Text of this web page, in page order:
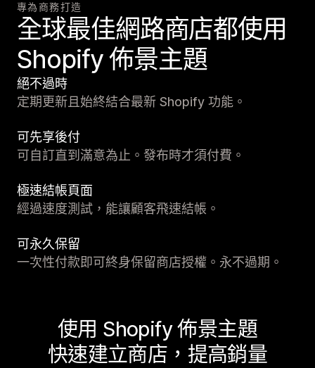
專為商務打造
全球最佳網路商店都使用
Shopify 佈景主題
絕不過時
定期更新且始終結合最新 Shopify 功能。
可先享後付
可自訂直到滿意為止。發布時才須付費。
極速結帳頁面
經過速度測試，能讓顧客飛速結帳。
可永久保留
一次性付款即可終身保留商店授權。永不過期。
使用 Shopify 佈景主題
快速建立商店，提高銷量